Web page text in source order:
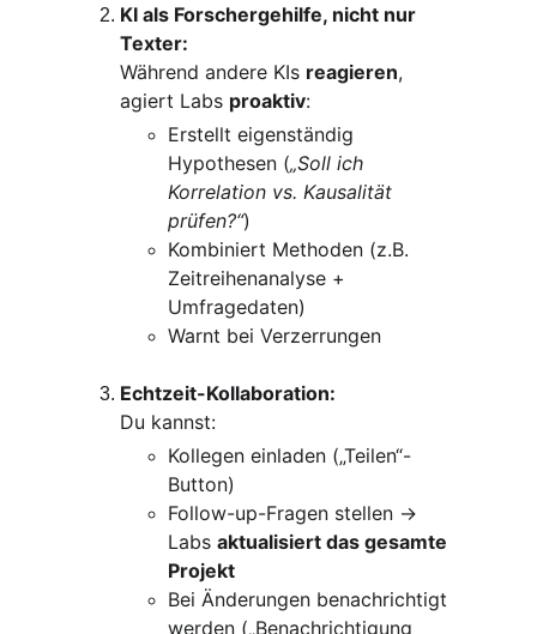
KI als Forschergehilfe, nicht nur
Texter:
Während andere KIs reagieren,
agiert Labs proaktiv:
Erstellt eigenständig
Hypothesen („Soll ich
Korrelation vs. Kausalität
prüfen?“)
Kombiniert Methoden (z.B.
Zeitreihenanalyse +
Umfragedaten)
Warnt bei Verzerrungen
Echtzeit-Kollaboration:
Du kannst:
Kollegen einladen („Teilen“-
Button)
Follow-up-Fragen stellen →
Labs aktualisiert das gesamte
Projekt
Bei Änderungen benachrichtigt
werden („Benachrichtigung